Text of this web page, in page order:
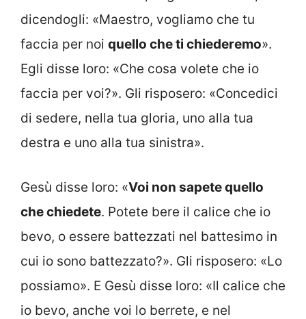
dicendogli: «Maestro, vogliamo che tu
faccia per noi quello che ti chiederemo».
Egli disse loro: «Che cosa volete che io
faccia per voi?». Gli risposero: «Concedici
di sedere, nella tua gloria, uno alla tua
destra e uno alla tua sinistra».
Gesù disse loro: «Voi non sapete quello
che chiedete. Potete bere il calice che io
bevo, o essere battezzati nel battesimo in
cui io sono battezzato?». Gli risposero: «Lo
possiamo». E Gesù disse loro: «Il calice che
io bevo, anche voi lo berrete, e nel